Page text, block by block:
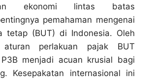
ekonomi lintas batas
pemahaman mengenai
tetap (BUT) di Indonesia. Oleh
perlakuan pajak BUT
menjadi acuan krusial bagi
Kesepakatan internasional ini